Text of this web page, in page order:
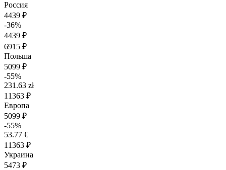
Россия
4439 ₽
-36%
4439 ₽
6915 ₽
Польша
5099 ₽
-55%
231.63 zł
11363 ₽
Европа
5099 ₽
-55%
53.77 €
11363 ₽
Украина
5473 ₽